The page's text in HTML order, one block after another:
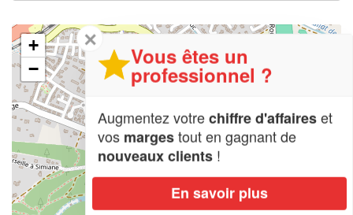
+
−
✕
Vous êtes un
professionnel ?
Augmentez votrechiffre d'affaireset
vos margestout en gagnant de
nouveaux clients !
En savoir plus